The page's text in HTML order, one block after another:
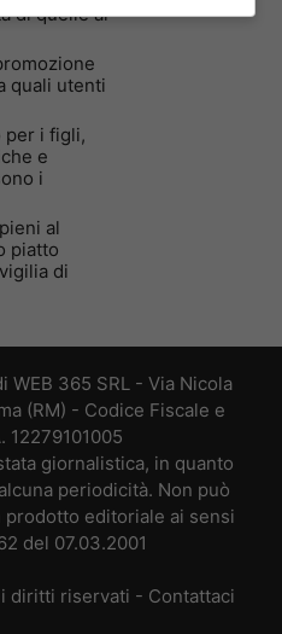
di quelle al
quali utenti
per i figli,
e
i
al
piatto
di
365 SRL - Via Nicola
(RM) - Codice Fiscale e
12279101005
giornalistica, in quanto
periodicità. Non può
editoriale ai sensi
del 07.03.2001
diritti riservati - Contattaci